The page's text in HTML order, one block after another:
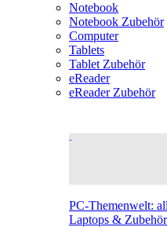
Notebook
Notebook Zubehör
Computer
Tablets
Tablet Zubehör
eReader
eReader Zubehör
PC-Themenwelt:
Laptops & Zubehör